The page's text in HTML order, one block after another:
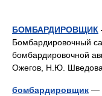
БОМБАРДИРОВЩИК
Бомбардировочный
бомбардировочной
Ожегов, Н.Ю.
бомбардировщик —